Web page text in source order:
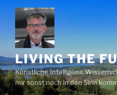
Zum
Inhalt
springen
LIVING THE
Künstliche Intelligenz,
mir sonst noch in den Sinn